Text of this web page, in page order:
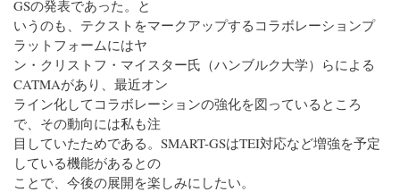
GSの発表であった。と
いうのも、テクストをマークアップするコラボレーションプ
ラットフォームにはヤ
ン・クリストフ・マイスター氏（ハンブルク大学）らによる
CATMAがあり、最近オン
ライン化してコラボレーションの強化を図っているところ
で、その動向には私も注
目していたためである。SMART-GSはTEI対応など増強を予定
している機能があるとの
ことで、今後の展開を楽しみにしたい。